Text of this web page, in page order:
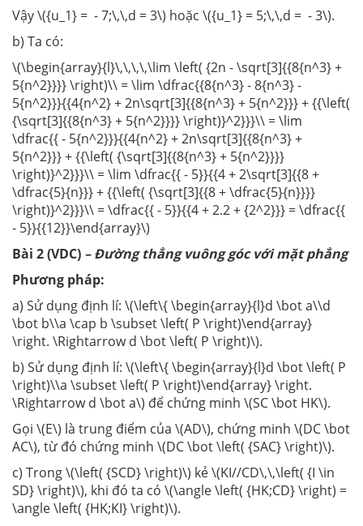
Vậy \({u_1} = - 7;\,\,d = 3\) hoặc \({u_1} = 5;\,\,d = - 3\).
b) Ta có:
\(\begin{array}{l}\,\,\,\,\lim \left( {2n - \sqrt[3]{{8{n^3} +
5{n^2}}}} \right)\\ = \lim \dfrac{{8{n^3} - 8{n^3} -
5{n^2}}}{{4{n^2} + 2n\sqrt[3]{{8{n^3} + 5{n^2}}} + {{\left(
{\sqrt[3]{{8{n^3} + 5{n^2}}}} \right)}^2}}}\\ = \lim
\dfrac{{ - 5{n^2}}}{{4{n^2} + 2n\sqrt[3]{{8{n^3} +
5{n^2}}} + {{\left( {\sqrt[3]{{8{n^3} + 5{n^2}}}}
\right)}^2}}}\\ = \lim \dfrac{{ - 5}}{{4 + 2\sqrt[3]{{8 +
\dfrac{5}{n}}} + {{\left( {\sqrt[3]{{8 + \dfrac{5}{n}}}}
\right)}^2}}}\\ = \dfrac{{ - 5}}{{4 + 2.2 + {2^2}}} = \dfrac{{
- 5}}{{12}}\end{array}\)
Bài 2 (VDC) – Đường thẳng vuông góc với mặt phẳng
Phương pháp:
a) Sử dụng định lí: \(\left\{ \begin{array}{l}d \bot a\\d
\bot b\\a \cap b \subset \left( P \right)\end{array}
\right. \Rightarrow d \bot \left( P \right)\).
b) Sử dụng định lí: \(\left\{ \begin{array}{l}d \bot \left( P
\right)\\a \subset \left( P \right)\end{array} \right.
\Rightarrow d \bot a\) để chứng minh \(SC \bot HK\).
Gọi \(E\) là trung điểm của \(AD\), chứng minh \(DC \bot
AC\), từ đó chứng minh \(DC \bot \left( {SAC} \right)\).
c) Trong \(\left( {SCD} \right)\) kẻ \(KI//CD\,\,\left( {I \in
SD} \right)\), khi đó ta có \(\angle \left( {HK;CD} \right) =
\angle \left( {HK;KI} \right)\).